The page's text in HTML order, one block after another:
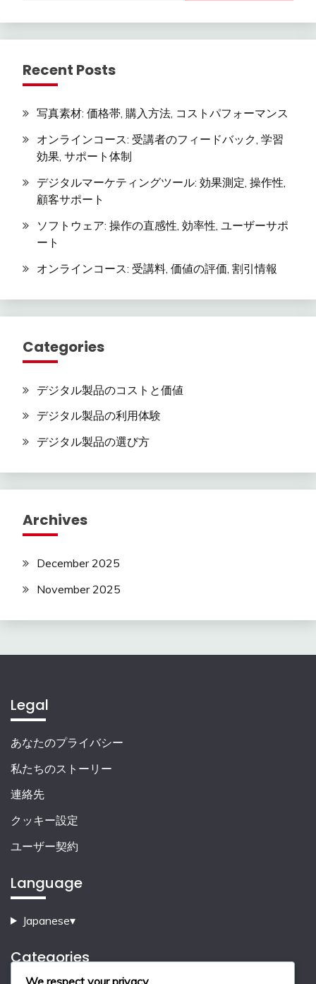
Recent Posts
写真素材: 価格帯, 購入方法, コストパフォーマンス
オンラインコース: 受講者のフィードバック, 学習
効果, サポート体制
デジタルマーケティングツール: 効果測定, 操作性,
顧客サポート
ソフトウェア: 操作の直感性, 効率性, ユーザーサポ
ート
オンラインコース: 受講料, 価値の評価, 割引情報
Categories
デジタル製品のコストと価値
デジタル製品の利用体験
デジタル製品の選び方
Archives
December 2025
November 2025
Legal
あなたのプライバシー
私たちのストーリー
連絡先
クッキー設定
ユーザー契約
Language
Japanese▾
Categories
We respect your privacy